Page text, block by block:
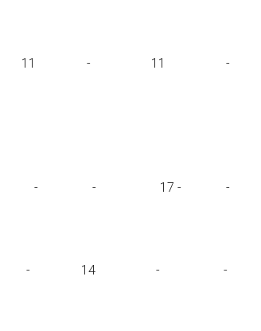
Esp. 11
Esp - -
– Esp. -